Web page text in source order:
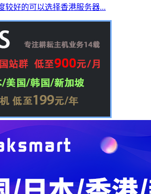
较好的可以选择香港服务器...